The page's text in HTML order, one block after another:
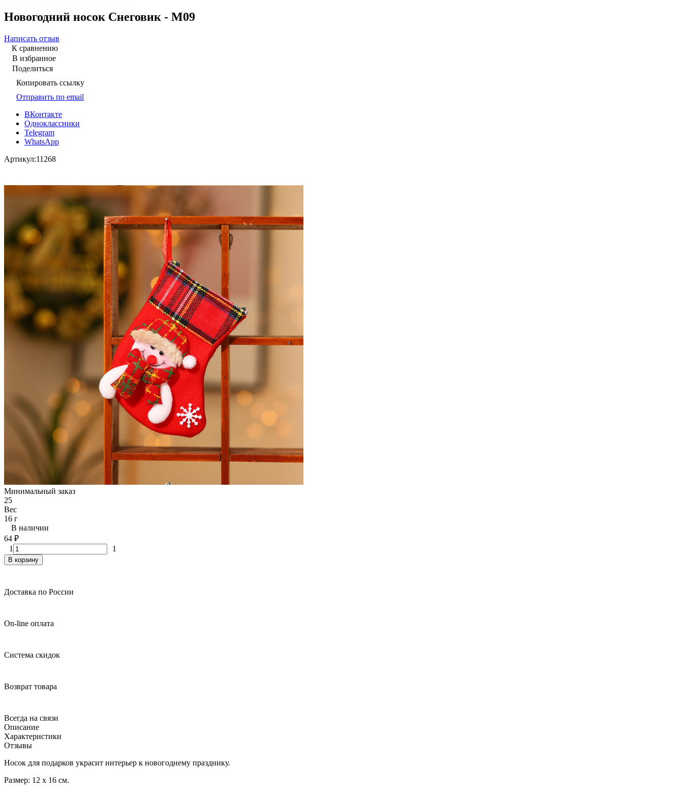
Новогодний носок Снеговик - М09
Написать отзыв
К сравнению
В избранное
Поделиться
Копировать ссылку
Отправить по email
ВКонтакте
Одноклассники
Telegram
WhatsApp
Артикул:11268
Минимальный заказ
25
Вес
16 г
В наличии
64 ₽
1
1
В корзину
Доставка по России
On-line оплата
Система скидок
Возврат товара
Всегда на связи
Описание
Характеристики
Отзывы
Носок для подарков украсит интерьер к новогоднему празднику.
Размер: 12 х 16 см.